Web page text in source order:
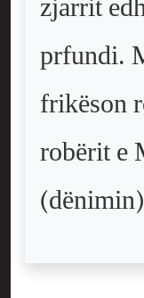
prfundi.
frikëson
robërit e